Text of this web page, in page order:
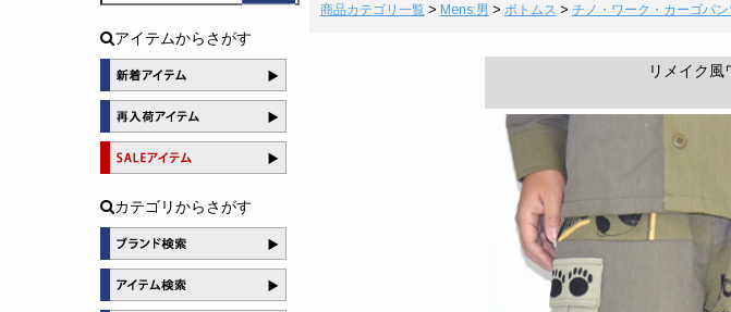
アイテムからさがす
カテゴリからさがす
商品カテゴリ一覧> Mens:男 > ボトムス > チノ・ワーク・カーゴパン
リメイク